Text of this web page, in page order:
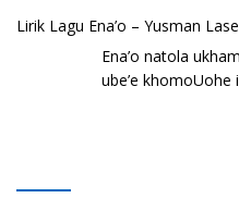
Lirik Lagu Ena’o – Yusman
Ena’o natola
ube’e khomoUohe